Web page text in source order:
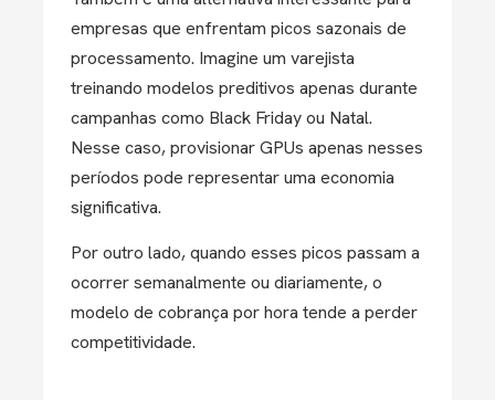
empresas que enfrentam picos sazonais de
processamento. Imagine um varejista
treinando modelos preditivos apenas durante
campanhas como Black Friday ou Natal.
Nesse caso, provisionar GPUs apenas nesses
períodos pode representar uma economia
significativa.
Por outro lado, quando esses picos passam a
ocorrer semanalmente ou diariamente, o
modelo de cobrança por hora tende a perder
competitividade.